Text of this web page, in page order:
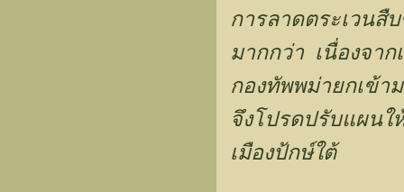
การลาดตระเวน
มากกว่า เนื่องจา
กองทัพพม่ายกเข้
จึงโปรดปรับแผน
เมืองป้กษ์ใต้